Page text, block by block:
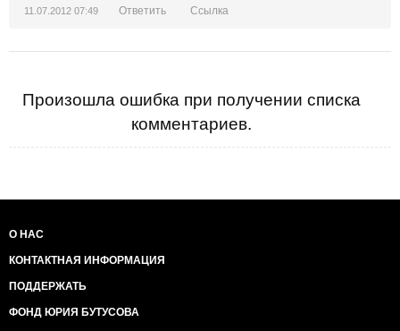
11.07.2012 07:49 Ответить Ссылка
Произошла ошибка при получении списка
комментариев.
О НАС
КОНТАКТНАЯ ИНФОРМАЦИЯ
ПОДДЕРЖАТЬ
ФОНД ЮРИЯ БУТУСОВА